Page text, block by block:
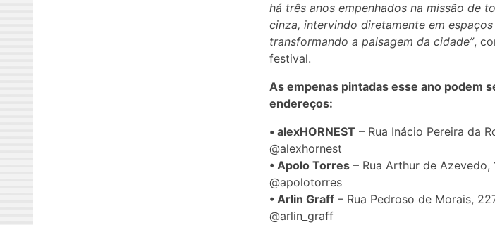
há três anos empenhados na missão de
cinza, intervindo diretamente em
transformando a paisagem da cidade”,
festival.
As empenas pintadas esse ano podem
endereços:
• alexHORNEST – Rua Inácio Pereira da
@alexhornest
• Apolo Torres – Rua Arthur de Azevedo,
@apolotorres
• Arlin Graff – Rua Pedroso de Morais,
@arlin_graff